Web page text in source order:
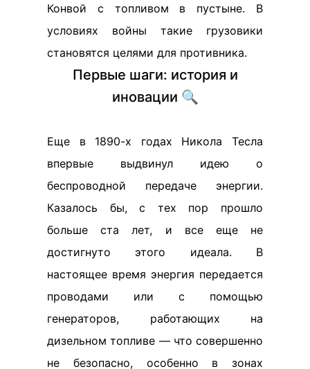
Конвой с топливом в пустыне. В
условиях войны такие грузовики
становятся целями для противника.
Первые шаги: история и
иновации 🔍
Еще в 1890-х годах Никола Тесла
впервые выдвинул идею о
беспроводной передаче энергии.
Казалось бы, с тех пор прошло
больше ста лет, и все еще не
достигнуто этого идеала. В
настоящее время энергия передается
проводами или с помощью
генераторов, работающих на
дизельном топливе — что совершенно
не безопасно, особенно в зонах